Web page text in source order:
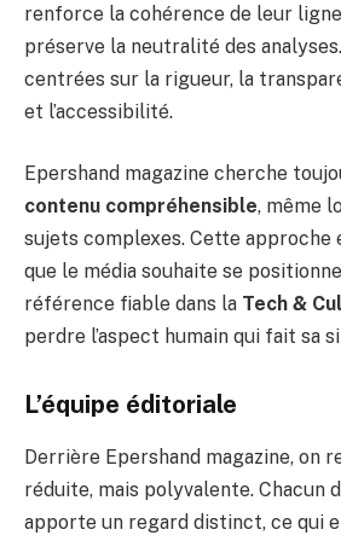
renforce la cohérence de leur
préserve la neutralité des
centrées sur la rigueur, la
et l’accessibilité.
Epershand magazine cherche
contenu compréhensible, même
sujets complexes. Cette approche
que le média souhaite se
référence fiable dans la Tech &
perdre l’aspect humain qui fait sa
L’équipe éditoriale
Derrière Epershand magazine, on
réduite, mais polyvalente. Chacun
apporte un regard distinct, ce qui